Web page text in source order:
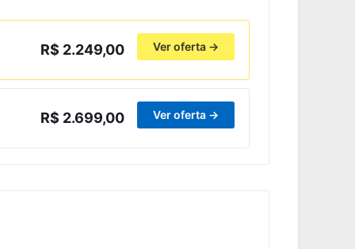
R$ 2.249,00 Ver oferta →
R$ 2.699,00 Ver oferta →